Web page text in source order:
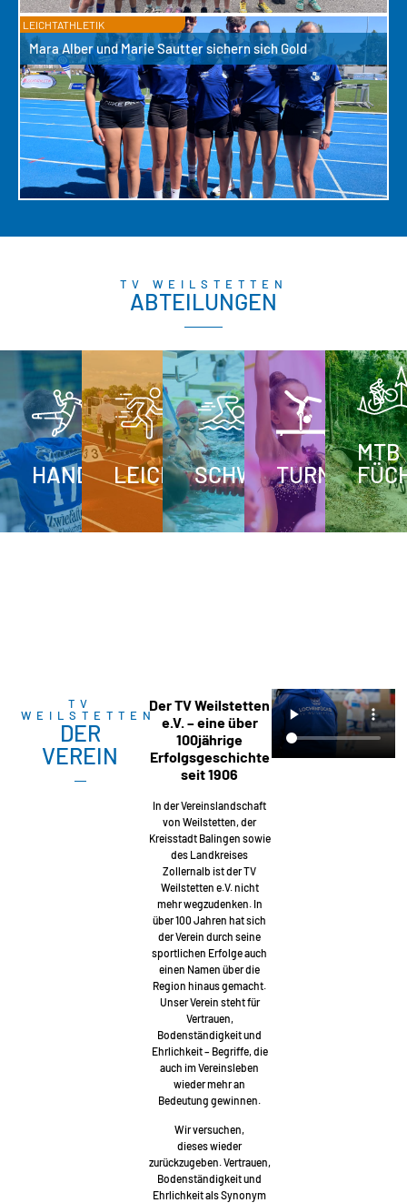
LEICHTATHLETIK
Mara Alber und Marie Sautter sichern sich Gold
TV WEILSTETTEN
ABTEILUNGEN
HANDBALLLEICHTATHLETIK
SCHWIMMEN
TURNEN
MTB
TV
WEILSTETTEN
DER
VEREIN
Der TV Weilstetten
e.V. – eine über
100jährige
Erfolgsgeschichte
seit 1906
In der Vereinslandschaft
von Weilstetten, der
Kreisstadt Balingen sowie
des Landkreises
Zollernalb ist der TV
Weilstetten e.V. nicht
mehr wegzudenken. In
über 100 Jahren hat sich
der Verein durch seine
sportlichen Erfolge auch
einen Namen über die
Region hinaus gemacht.
Unser Verein steht für
Vertrauen,
Bodenständigkeit und
Ehrlichkeit – Begriffe, die
auch im Vereinsleben
wieder mehr an
Bedeutung gewinnen.
Wir versuchen,
dieses wieder
zurückzugeben. Vertrauen,
Bodenständigkeit und
Ehrlichkeit als Synonym